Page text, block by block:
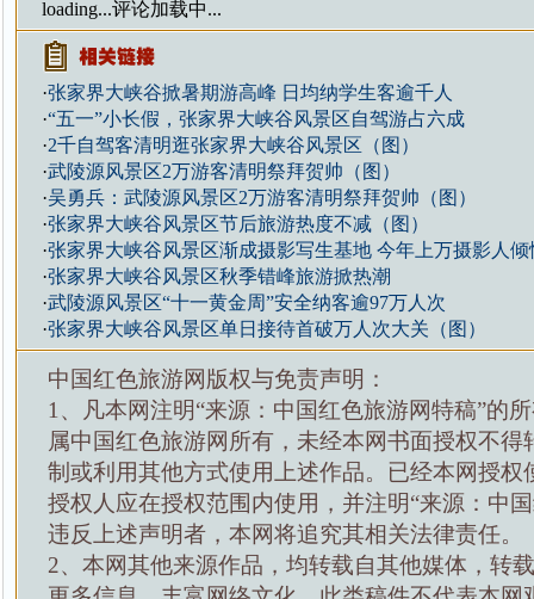
loading...评论加载中...
·张家界大峡谷掀暑期游高峰 日均纳学生客逾千人
·“五一”小长假，张家界大峡谷风景区自驾游占六成
·2千自驾客清明逛张家界大峡谷风景区（图）
·武陵源风景区2万游客清明祭拜贺帅（图）
·吴勇兵：武陵源风景区2万游客清明祭拜贺帅（图）
·张家界大峡谷风景区节后旅游热度不减（图）
·张家界大峡谷风景区渐成摄影写生基地 今年上万摄影人
·张家界大峡谷风景区秋季错峰旅游掀热潮
·武陵源风景区“十一黄金周”安全纳客逾97万人次
·张家界大峡谷风景区单日接待首破万人次大关（图）
中国红色旅游网版权与免责声明：
1、凡本网注明“来源：中国红色旅游网特稿”的
属中国红色旅游网所有，未经本网书面授权不得
制或利用其他方式使用上述作品。已经本网授权
授权人应在授权范围内使用，并注明“来源：中
违反上述声明者，本网将追究其相关法律责任。
2、本网其他来源作品，均转载自其他媒体，转